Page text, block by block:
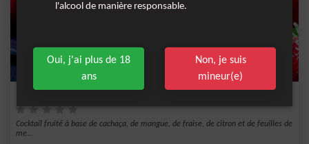
Cocktail fruité à base de cachaça, de mangue, de fraise, de citron et de feuilles de
me...
l'alcool de manière responsable.
Oui, j'ai plus de 18
ans
Non, je suis
mineur(e)